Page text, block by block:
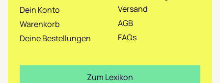
Dein Konto
Warenkorb
Deine Bestellungen
Versand
AGB
FAQs
Zum Lexikon